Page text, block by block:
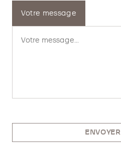
Votre message
ENVOYER